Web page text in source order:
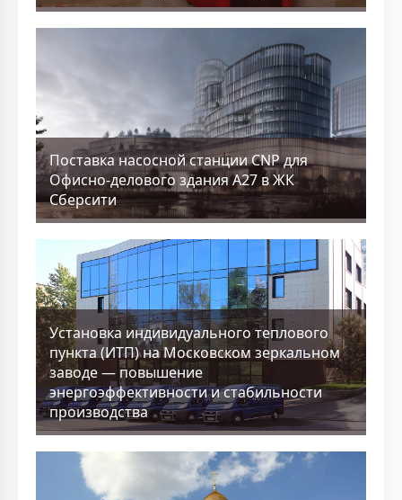
Поставка насосной станции CNP для
Офисно-делового здания А27 в ЖК
Сберсити
Установка индивидуального теплового
пункта (ИТП) на Московском зеркальном
заводе — повышение
энергоэффективности и стабильности
производства